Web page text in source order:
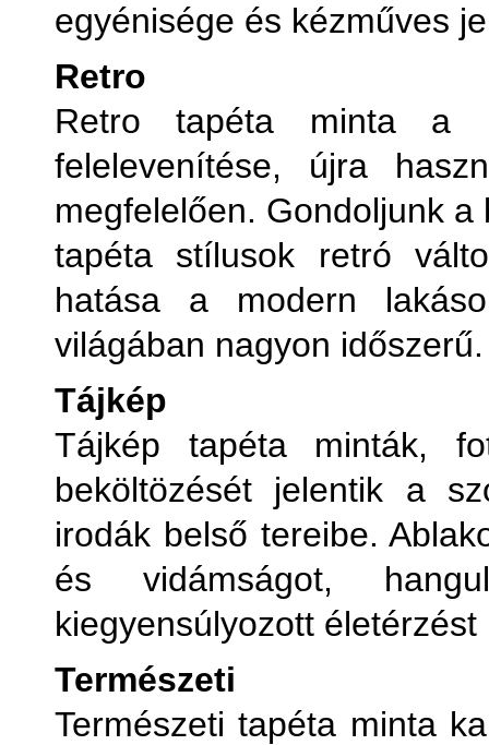
egyénisége és kézműves
Retro
Retro tapéta minta a
felelevenítése, újra
megfelelően. Gondoljunk
tapéta stílusok retró
hatása a modern
világában nagyon időszerű.
Tájkép
Tájkép tapéta minták,
beköltözését jelentik a
irodák belső tereibe.
és vidámságot,
kiegyensúlyozott
Természeti
Természeti tapéta minta